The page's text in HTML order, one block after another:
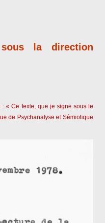
la direction
« Ce texte, que je signe sous le
de Psychanalyse et Sémiotique